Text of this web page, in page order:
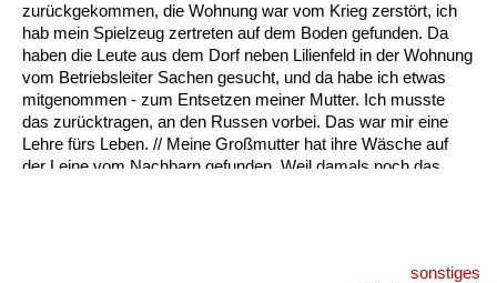
zurückgekommen, die Wohnung war vom Krieg zerstört, ich
hab mein Spielzeug zertreten auf dem Boden gefunden. Da
haben die Leute aus dem Dorf neben Lilienfeld in der Wohnung
vom Betriebsleiter Sachen gesucht, und da habe ich etwas
mitgenommen - zum Entsetzen meiner Mutter. Ich musste
das zurücktragen, an den Russen vorbei. Das war mir eine
Lehre fürs Leben. // Meine Großmutter hat ihre Wäsche auf
der Leine vom Nachbarn gefunden. Weil damals noch das
sonstiges